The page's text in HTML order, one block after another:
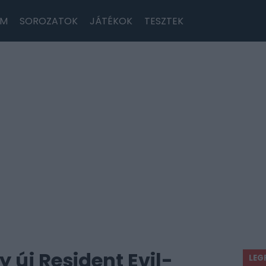
SOROZATOK JÁTÉKOK TESZTEK
új Resident Evil-